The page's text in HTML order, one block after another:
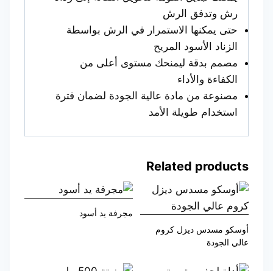
رش وتدفق الرش
حتى يمكنها الاستمرار في الرش بواسطة
الزناد الأسود المريح
مصمم بدقة ليمنحك مستوى أعلى من
الكفاءة والأداء
مصنوعة من مادة عالية الجودة لضمان فترة
استخدام طويلة الأمد
Related products
أوسكو مسدس ديزل كروم
عالي الجودة
مجرفة يد أسود